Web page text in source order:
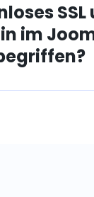
SSL
im